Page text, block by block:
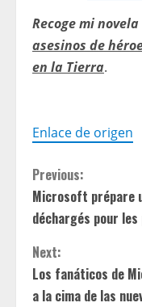
Recoge mi
asesinos de
en la Tierra.
Enlace de origen
C
o
n
t
Previous:
Microsoft prépare
déchargés pour
Next:
Los fanáticos de
a la cima de las